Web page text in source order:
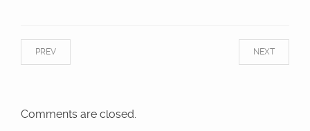
NEXT
PREV
Comments are closed.